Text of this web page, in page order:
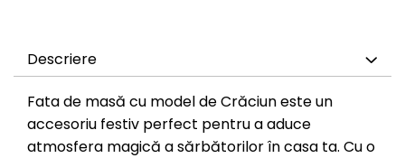
Descriere
Fata de masă cu model de Crăciun este un
accesoriu festiv perfect pentru a aduce
atmosfera magică a sărbătorilor în casa ta. Cu o